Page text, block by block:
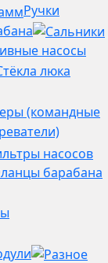
Ручки
насосы
люка
(командные
барабана